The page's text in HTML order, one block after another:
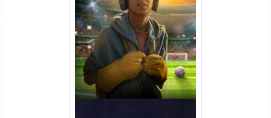
Torrent (2026) WEB-DL 1080p
Dual Áudio